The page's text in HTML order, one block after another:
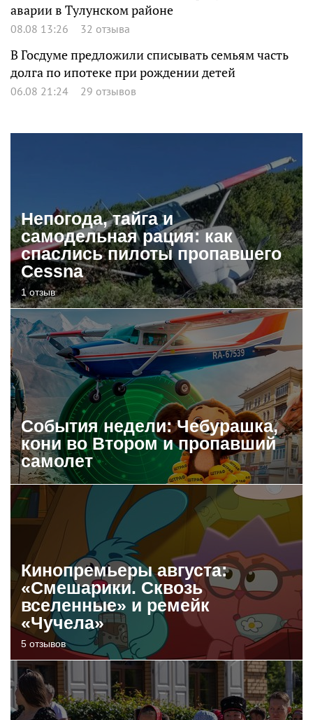
аварии в Тулунском районе
08.08 13:26 32 отзыва
В Госдуме предложили списывать семьям часть
долга по ипотеке при рождении детей
06.08 21:24 29 отзывов
Непогода, тайга и
самодельная рация: как
спаслись пилоты пропавшего
Cessna
1 отзыв
События недели: Чебурашка,
кони во Втором и пропавший
самолет
Кинопремьеры августа:
«Смешарики. Сквозь
вселенные» и ремейк
«Чучела»
5 отзывов